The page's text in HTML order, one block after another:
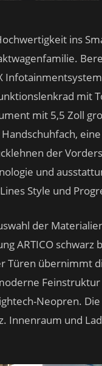
ins
mit
mit 5,5 Zoll
eine
der
und
Style und
der
ARTICO schwarz
übernimmt
Feinstruktur
Neopren.
Innenraum und